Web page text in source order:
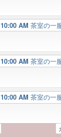
10:00 AM 茶室の一
10:00 AM 茶室の一
10:00 AM 茶室の一